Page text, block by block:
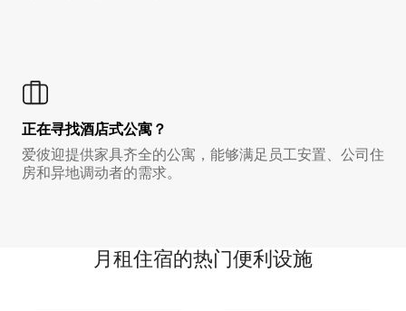
正在寻找酒店式公寓？
爱彼迎提供家具齐全的公寓，能够满足员工安置、公司住
房和异地调动者的需求。
月租住宿的热门便利设施